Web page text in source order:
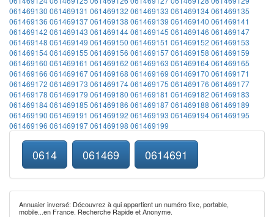
061469130 061469131 061469132 061469133 061469134061469135
061469136 061469137061469138 061469139 061469140 061469141
061469142 061469143 061469144061469145 061469146 061469147
061469148 061469149 061469150 061469151 061469152 061469153
061469154061469155 061469156 061469157061469158 061469159
061469160 061469161 061469162 061469163 061469164061469165
061469166 061469167061469168 061469169 061469170 061469171
061469172 061469173 061469174061469175 061469176 061469177
061469178 061469179 061469180 061469181 061469182 061469183
061469184061469185 061469186 061469187061469188 061469189
061469190 061469191 061469192 061469193 061469194061469195
061469196 061469197061469198 061469199
0614 061469 0614691
Annuaier inversé: Découvrez à qui appartient un numéro fixe, portable,
mobile...en France. Recherche Rapide et Anonyme.